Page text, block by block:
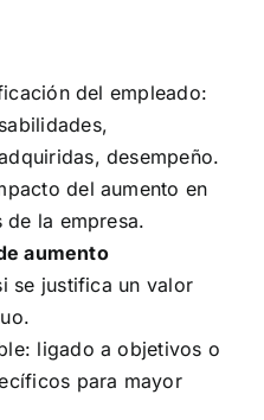
del empleado:
desempeño.
del aumento en
la empresa.
aumento
se justifica un valor
ligado a objetivos o
para mayor